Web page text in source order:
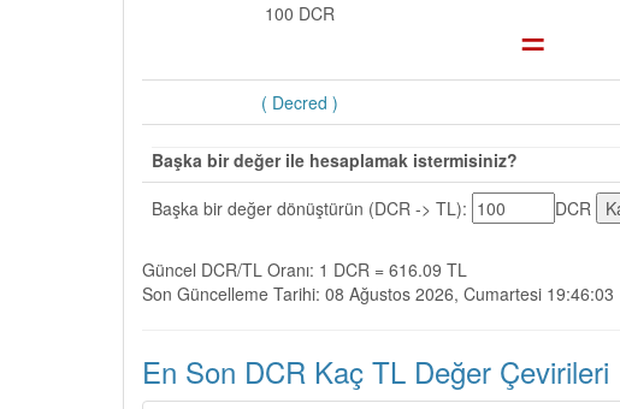
100 DCR
=
( Decred )
Başka bir değer ile hesaplamak istermisiniz?
Başka bir değer dönüştürün (DCR -> TL):
DCR
Güncel DCR/TL Oranı: 1 DCR = 616.09 TL
Son Güncelleme Tarihi: 08 Ağustos 2026, Cumartesi 19:46:03
En Son DCR Kaç TL Değer Çevirileri